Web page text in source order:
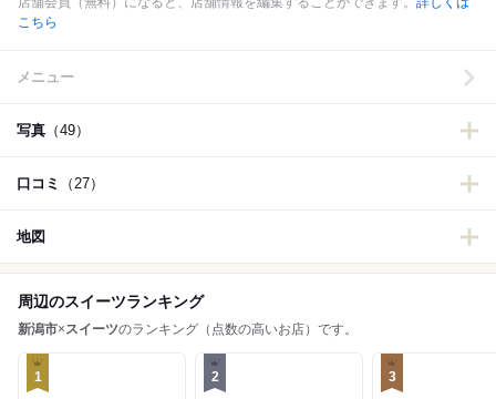
こちら
メニュー
写真 （49）
口コミ （27）
地図
周辺のスイーツランキング
新潟市×スイーツのランキング（点数の高いお店）です。
1 2 3